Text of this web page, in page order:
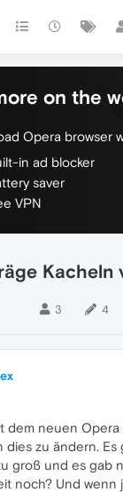
on the
Opera browser
in ad blocker
saver
VPN
Kacheln
3 4
dem neuen
dies zu ändern. Es
groß und es gab
noch? Und wenn